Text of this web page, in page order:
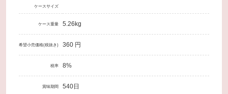
ケースサイズ
ケース重量 5.26kg
希望小売価格(税抜き) 360 円
税率 8%
賞味期間 540日